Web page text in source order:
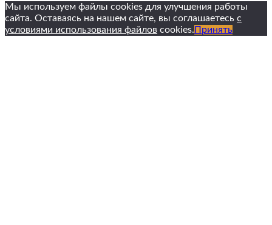
Мы используем файлы cookies для улучшения работы
сайта. Оставаясь на нашем сайте, вы соглашаетесь с
условиями использования файлов cookies. Принять